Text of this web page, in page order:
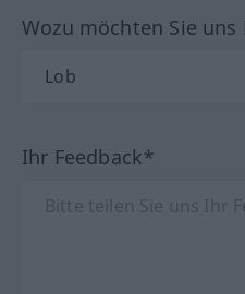
Wozu möchten Sie uns
Ihr Feedback*